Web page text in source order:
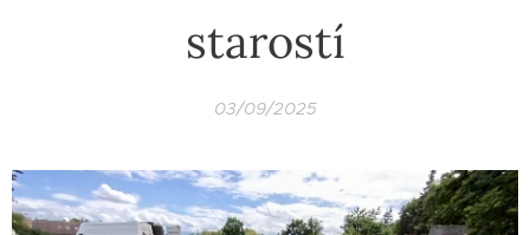
starostí
03/09/2025